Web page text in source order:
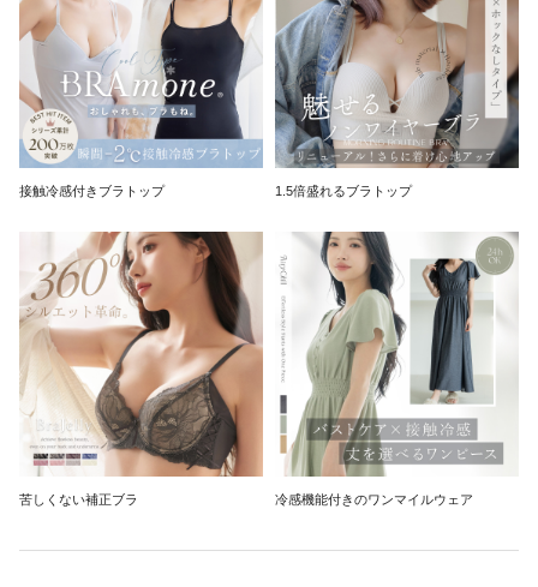
接触冷感付きブラトップ 1.5倍盛れるブラトップ
苦しくない補正ブラ 冷感機能付きのワンマイルウェア